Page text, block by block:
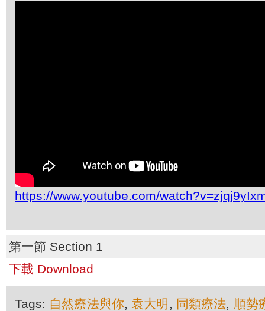
https://www.youtube.com/
第一節 Section 1
下載 Download
Tags: 自然療法與你,袁大明 , 同類療法, 順勢